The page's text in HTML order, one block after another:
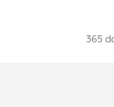
365